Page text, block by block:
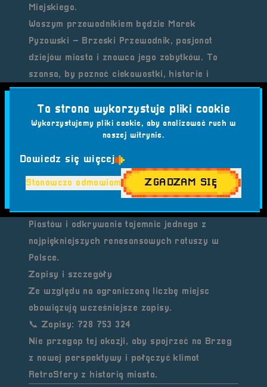
Miejskiego.
Waszym przewodnikiem będzie
Marek
Pyzowski – Brzeski Przewodnik, pasjonat
dziejów miasta i znawca jego zabytków. To
szansa, by poznać ciekawostki, historie i
legendy, które kryją mury tych niezwykłych
miejsc.
Program zwiedzania
Zamek Piastów Śląskich
– godz. 11:00
Koszt: 35 zł, liczba miejsc: maks. 50 osób
Ratusz Miejski– godz. 17:00
Koszt: 20 zł, liczba miejsc: maks. 45 osób
Piastów i odkrywanie tajemnic jednego z
najpiękniejszych renesansowych ratuszy w
Polsce.
Zapisy i szczegóły
Ze względu na ograniczoną liczbę miejsc
obowiązują wcześniejsze zapisy.
📞 Zapisy: 728 753 324
Nie przegap tej okazji, aby spojrzeć na Brzeg
z nowej perspektywy i połączyć klimat
RetroSfery z historią miasta.
Ta strona wykorzystuje pliki cookie
Wykorzystujemy pliki cookie, aby analizować ruch w
naszej witrynie.
Dowiedz się więcej
Stanowczo odmawiam ZGADZAM SIĘ